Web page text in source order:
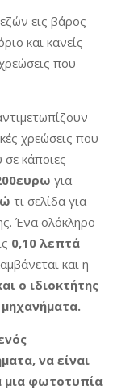
εις βάρος
και κανείς
που
χρεώσεις που
κάποιες
για
τι σελίδα για
Ένα ολόκληρο
0,10 λεπτά
και η
ο ιδιοκτήτης
να είναι
μια φωτοτυπία